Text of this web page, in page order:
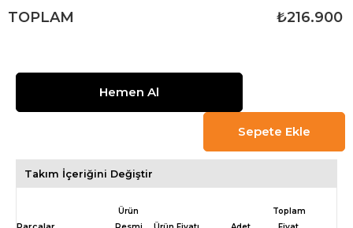
TOPLAM ₺216.900
Takım İçeriğini Değiştir
Ürün
Toplam